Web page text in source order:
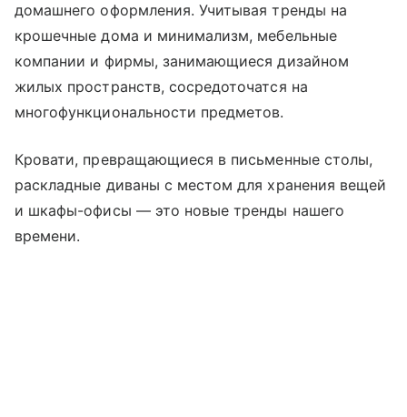
домашнего оформления. Учитывая тренды на
крошечные дома и минимализм, мебельные
компании и фирмы, занимающиеся дизайном
жилых пространств, сосредоточатся на
многофункциональности предметов.
Кровати, превращающиеся в письменные столы,
раскладные диваны с местом для хранения вещей
и шкафы-офисы — это новые тренды нашего
времени.